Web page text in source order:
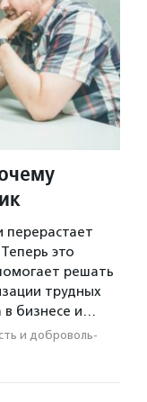
перерастает
это
решать
трудных
в бизнесе и…
и доброволь­